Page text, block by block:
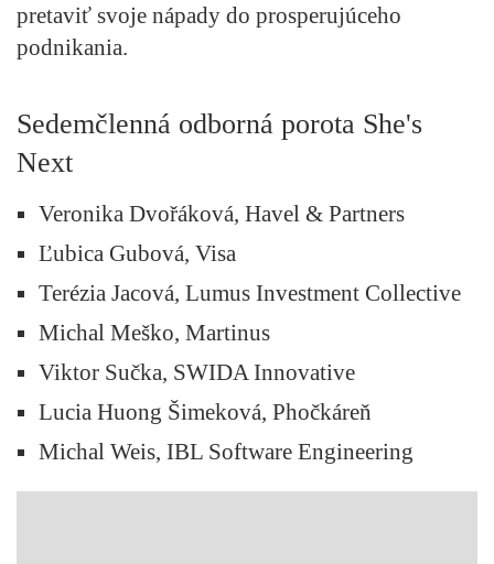
pretaviť svoje nápady do prosperujúceho
podnikania.
Sedemčlenná odborná porota She's
Next
Veronika Dvořáková, Havel & Partners
Ľubica Gubová, Visa
Terézia Jacová, Lumus Investment Collective
Michal Meško, Martinus
Viktor Sučka, SWIDA Innovative
Lucia Huong Šimeková, Phočkáreň
Michal Weis, IBL Software Engineering